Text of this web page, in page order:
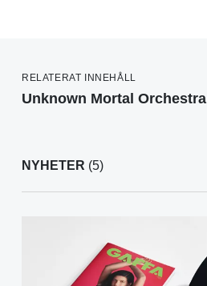
RELATERAT INNEHÅLL
Unknown Mortal Orchestra
NYHETER (5)